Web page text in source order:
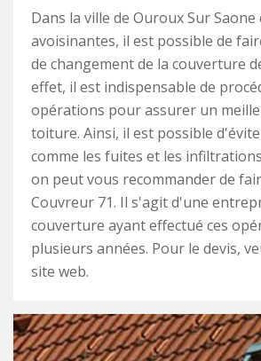
Dans la ville de Ouroux Sur
avoisinantes, il est possible de
de changement de la couverture
effet, il est indispensable de
opérations pour assurer un
toiture. Ainsi, il est possible
comme les fuites et les
on peut vous recommander de
Couvreur 71. Il s'agit d'une
couverture ayant effectué ces
plusieurs années. Pour le devis,
site web.